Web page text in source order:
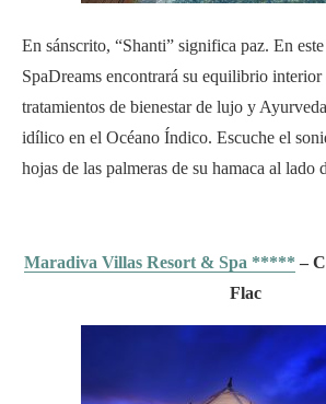
En sánscrito, “Shanti” significa paz. En
SpaDreams encontrará su equilibrio interior
tratamientos de bienestar de lujo y
idílico en el Océano Índico. Escuche el
hojas de las palmeras de su hamaca al lado
Maradiva Villas Resort & Spa ***** –
Flac